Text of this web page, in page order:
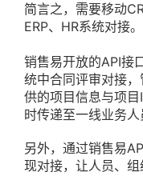
简言之，需要移动
ERP、HR系统对接。
销售易开放的API接
统中合同评审对接
供的项目信息与项
时传递至一线业务人
另外，通过销售易
现对接，让人员、组